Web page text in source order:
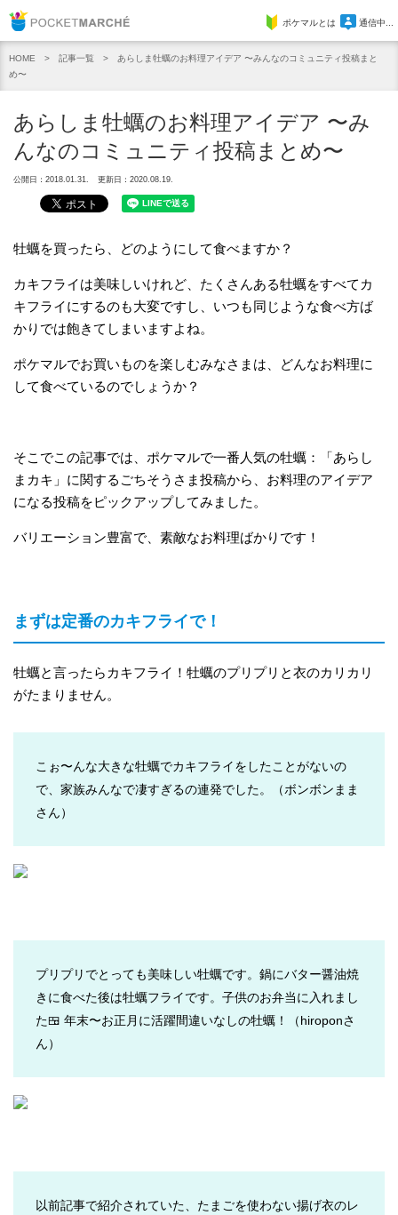
Pocket Marcheポケマルとは 通信中...
HOME 記事一覧
あらしま牡蠣のお料理アイデア 〜みんなのコミュニティ投稿まと
め〜
あらしま牡蠣のお料理アイデア 〜み
んなのコミュニティ投稿まとめ〜
公開日：2018.01.31. 更新日：2020.08.19.
牡蠣を買ったら、どのようにして食べますか？
カキフライは美味しいけれど、たくさんある牡蠣をすべてカ
キフライにするのも大変ですし、いつも同じような食べ方ば
かりでは飽きてしまいますよね。
ポケマルでお買いものを楽しむみなさまは、どんなお料理に
して食べているのでしょうか？
そこでこの記事では、ポケマルで一番人気の牡蠣：「あらし
まカキ」に関するごちそうさま投稿から、お料理のアイデア
になる投稿をピックアップしてみました。
バリエーション豊富で、素敵なお料理ばかりです！
まずは定番のカキフライで！
牡蠣と言ったらカキフライ！牡蠣のプリプリと衣のカリカリ
がたまりません。
こぉ〜んな大きな牡蠣でカキフライをしたことがないの
で、家族みんなで凄すぎるの連発でした。（ボンボンまま
さん）
プリプリでとっても美味しい牡蠣です。鍋にバター醤油焼
きに食べた後は牡蠣フライです。子供のお弁当に入れまし
た🍱 年末〜お正月に活躍間違いなしの牡蠣！（hiroponさ
ん）
以前記事で紹介されていた、たまごを使わない揚げ衣のレ